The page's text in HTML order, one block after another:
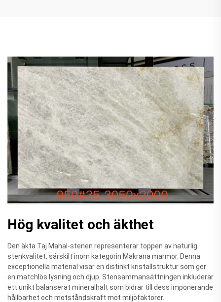
Hög kvalitet och äkthet
Den äkta Taj Mahal-stenen representerar toppen av naturlig
stenkvalitet, särskilt inom kategorin Makrana marmor. Denna
exceptionella material visar en distinkt kristallstruktur som ger
en matchlös lysning och djup. Stensammansättningen inkluderar
ett unikt balanserat mineralhalt som bidrar till dess imponerande
hållbarhet och motståndskraft mot miljöfaktorer.